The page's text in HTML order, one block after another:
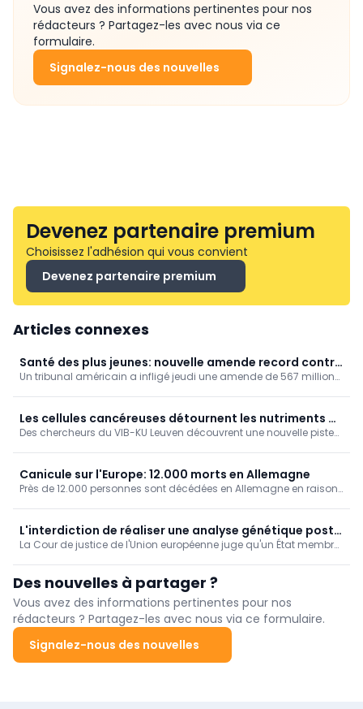
Vous avez des informations pertinentes pour nos
rédacteurs ? Partagez-les avec nous via ce
formulaire.
Signalez-nous des nouvelles
Devenez partenaire premium
Choisissez l'adhésion qui vous convient
Devenez partenaire premium
Articles connexes
Santé des plus jeunes: nouvelle amende record contre
Meta !
Un tribunal américain a infligé jeudi une amende de 567 millions
de mesures pour protéger les jeunes utilisateurs.
Les cellules cancéreuses détournent les nutriments du
foie pour tromper le système immunitaire
Des chercheurs du VIB-KU Leuven découvrent une nouvelle piste
Canicule sur l'Europe: 12.000 morts en Allemagne
Près de 12.000 personnes sont décédées en Allemagne en raison
L'interdiction de réaliser une analyse génétique post
mortem ne produit pas d'effet transfrontalier
La Cour de justice de l'Union européenne juge qu'un État membre
seul motif que sa législation nationale interdit un tel examen.
Des nouvelles à partager ?
Vous avez des informations pertinentes pour nos
rédacteurs ? Partagez-les avec nous via ce formulaire.
Signalez-nous des nouvelles